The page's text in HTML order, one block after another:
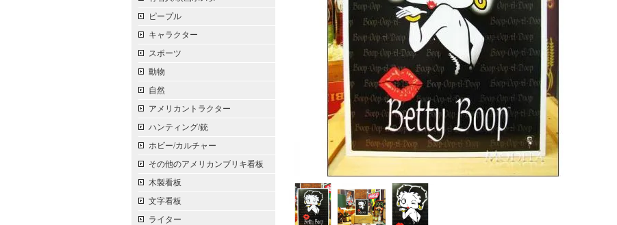
ピープル
キャラクター
スポーツ
動物
自然
アメリカントラクター
ハンティング/銃
ホビー/カルチャー
その他のアメリカンブリキ看板
木製看板
文字看板
ライター